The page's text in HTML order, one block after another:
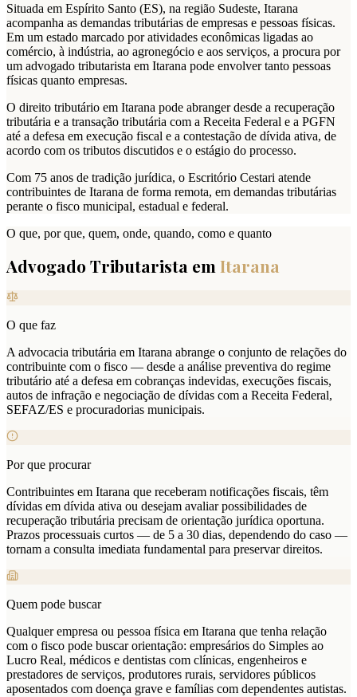
Situada em Espírito Santo (ES), na região Sudeste, Itarana
acompanha as demandas tributárias de empresas e pessoas físicas.
Em um estado marcado por atividades econômicas ligadas ao
comércio, à indústria, ao agronegócio e aos serviços, a procura por
um advogado tributarista em Itarana pode envolver tanto pessoas
físicas quanto empresas.
O direito tributário em Itarana pode abranger desde a recuperação
tributária e a transação tributária com a Receita Federal e a PGFN
até a defesa em execução fiscal e a contestação de dívida ativa, de
acordo com os tributos discutidos e o estágio do processo.
Com 75 anos de tradição jurídica, o Escritório Cestari atende
contribuintes de Itarana de forma remota, em demandas tributárias
perante o fisco municipal, estadual e federal.
O que, por que, quem, onde, quando, como e quanto
Advogado Tributarista em Itarana
O que faz
A advocacia tributária em Itarana abrange o conjunto de relações do
contribuinte com o fisco — desde a análise preventiva do regime
tributário até a defesa em cobranças indevidas, execuções fiscais,
autos de infração e negociação de dívidas com a Receita Federal,
SEFAZ/ES e procuradorias municipais.
Por que procurar
Contribuintes em Itarana que receberam notificações fiscais, têm
dívidas em dívida ativa ou desejam avaliar possibilidades de
recuperação tributária precisam de orientação jurídica oportuna.
Prazos processuais curtos — de 5 a 30 dias, dependendo do caso —
tornam a consulta imediata fundamental para preservar direitos.
Quem pode buscar
Qualquer empresa ou pessoa física em Itarana que tenha relação
com o fisco pode buscar orientação: empresários do Simples ao
Lucro Real, médicos e dentistas com clínicas, engenheiros e
prestadores de serviços, produtores rurais, servidores públicos
aposentados com doença grave e famílias com dependentes autistas.